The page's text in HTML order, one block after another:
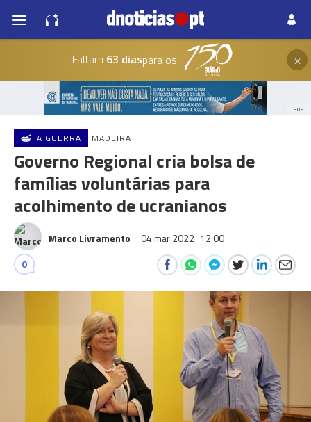
Faltam 63 diaspara os ×
PUB
A GUERRA MADEIRA
Governo Regional cria bolsa de
famílias voluntárias para
acolhimento de ucranianos
Marco Livramento 04 mar 2022 12:00
0